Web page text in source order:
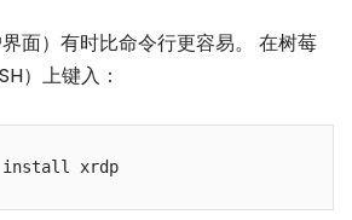
面）有时比命令行更容易。 在树莓
）上键入：